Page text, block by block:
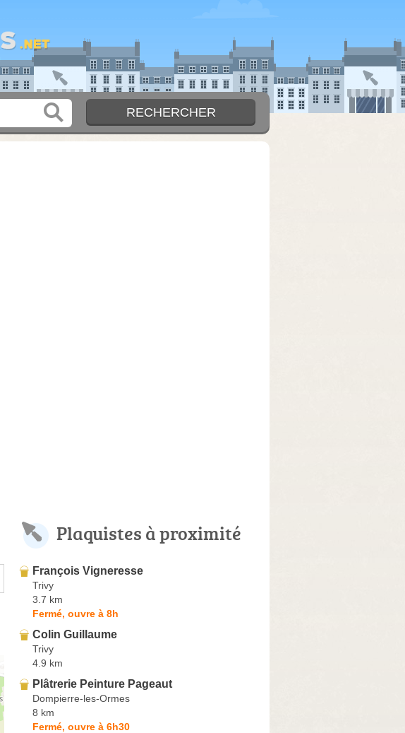
Plaquistes à proximité
François Vigneresse
Trivy
3.7 km
Fermé, ouvre à 8h
Colin Guillaume
Trivy
4.9 km
Plâtrerie Peinture Pageaut
Dompierre-les-Ormes
8 km
Fermé, ouvre à 6h30